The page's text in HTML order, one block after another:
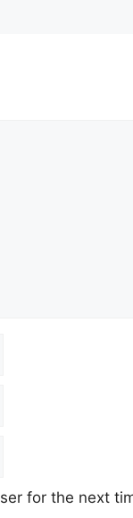
for the next